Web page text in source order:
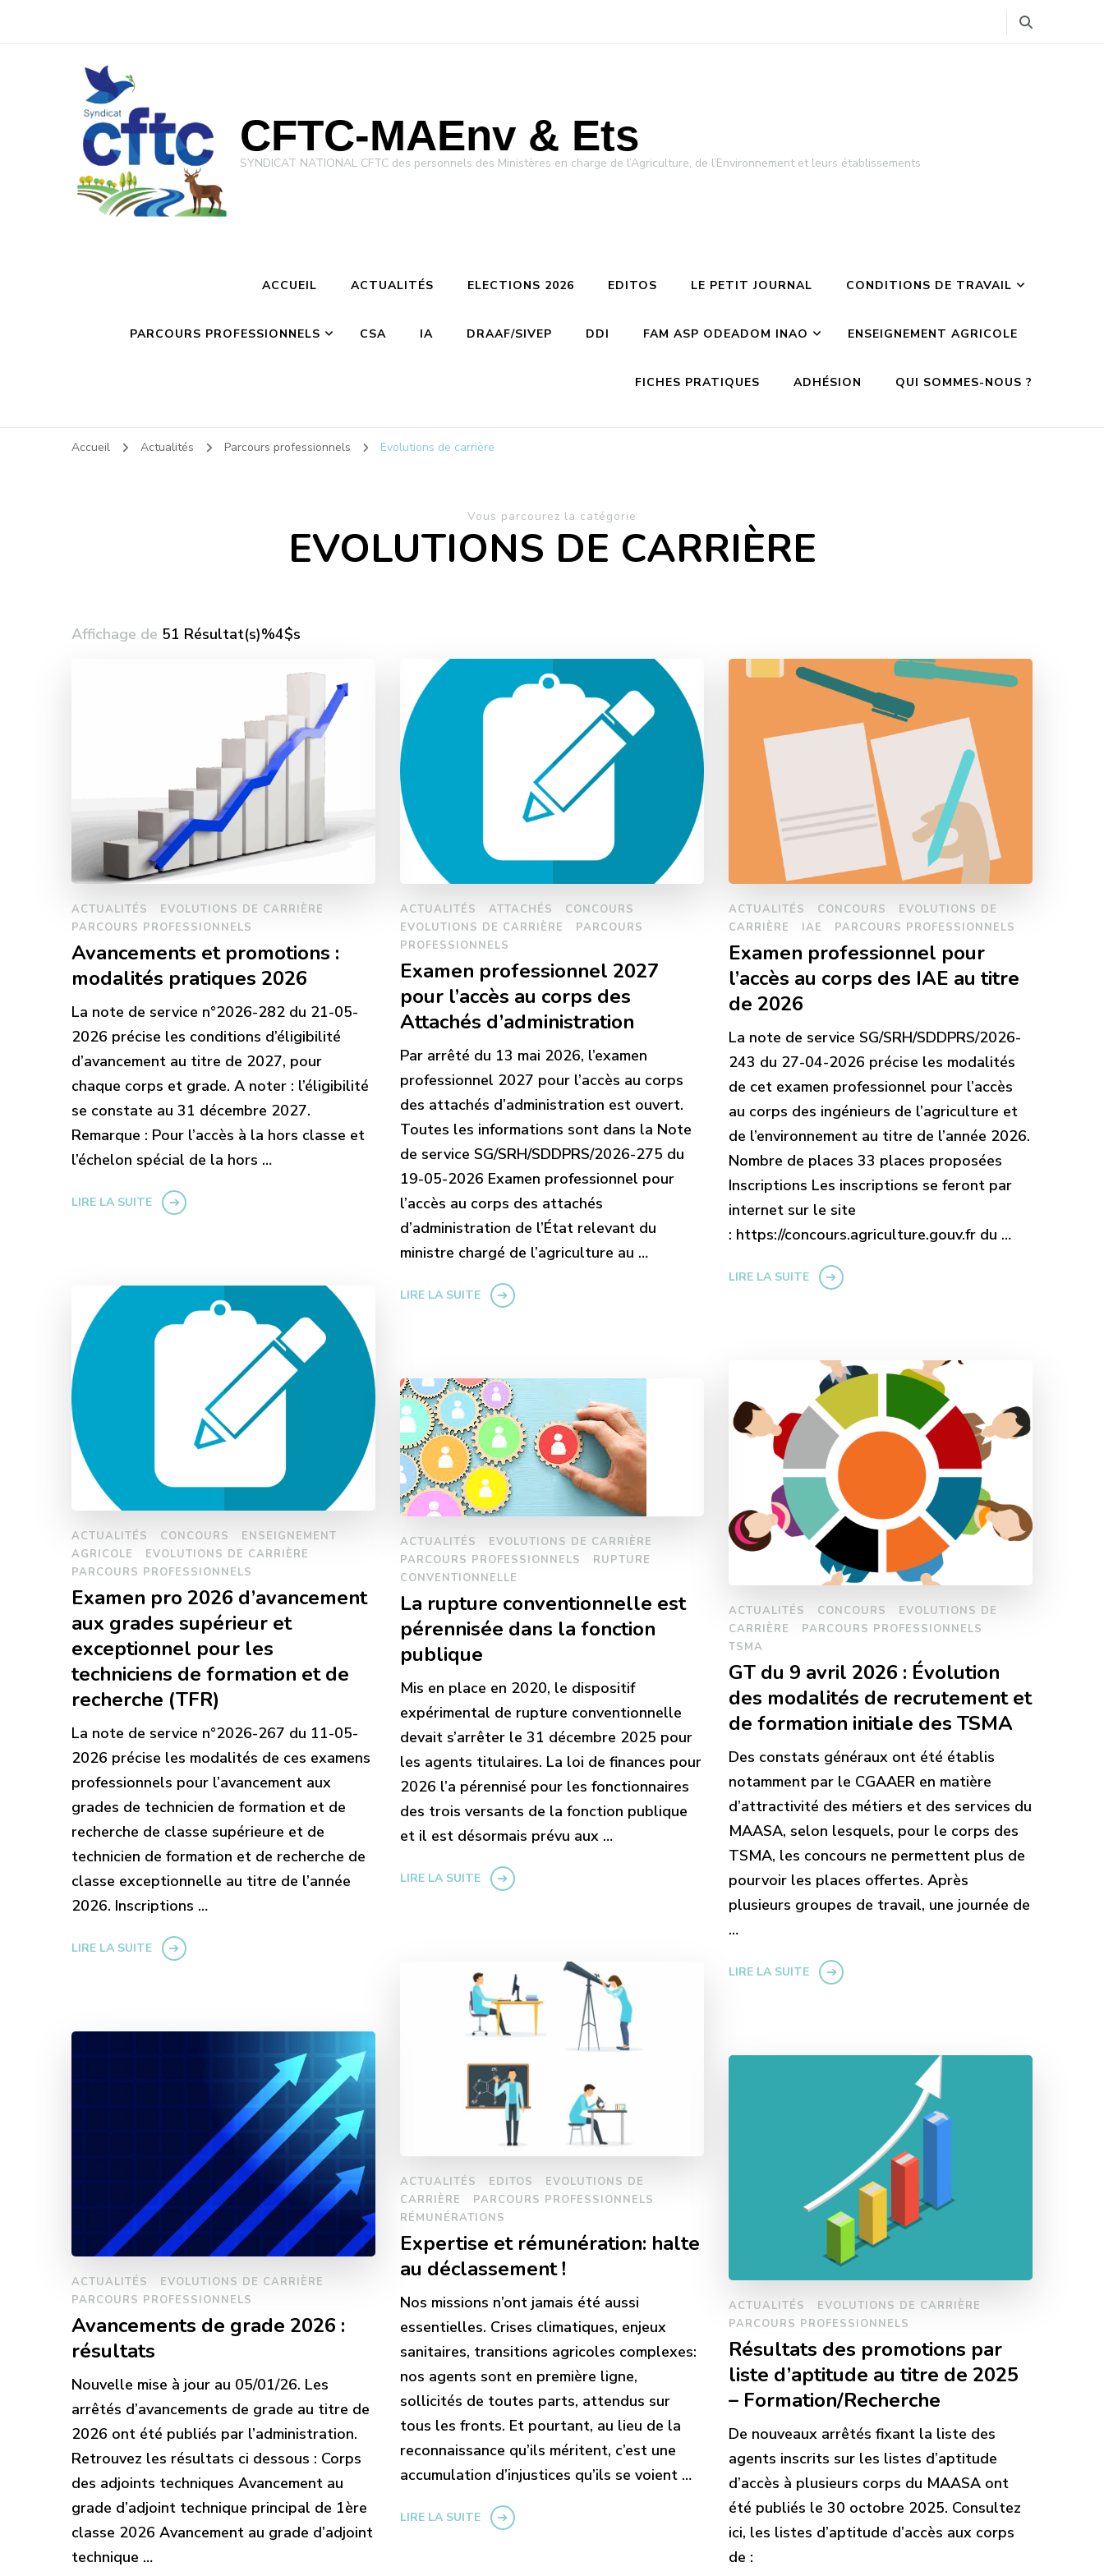
CFTC-MAEnv & Ets
SYNDICAT NATIONAL CFTC des personnels des Ministères en charge de l’Agriculture, de l’Environnement et leurs établissements
ACCUEIL ACTUALITÉS ELECTIONS 2026 EDITOS LE PETIT JOURNAL CONDITIONS DE TRAVAIL
PARCOURS PROFESSIONNELS CSA IA DRAAF/SIVEP DDI FAM ASP ODEADOM INAO ENSEIGNEMENT AGRICOLE
FICHES PRATIQUES ADHÉSION QUI SOMMES-NOUS ?
Accueil Actualités Parcours professionnels Evolutions de carrière
Vous parcourez la catégorie
EVOLUTIONS DE CARRIÈRE
Affichage de 51 Résultat(s)%4$s
ACTUALITÉS
EVOLUTIONS DE CARRIÈRE
PARCOURS PROFESSIONNELS
Avancements et promotions :
modalités pratiques 2026
La note de service n°2026-282 du 21-05-
2026 précise les conditions d’éligibilité
d’avancement au titre de 2027, pour
chaque corps et grade. A noter : l’éligibilité
se constate au 31 décembre 2027.
Remarque : Pour l’accès à la hors classe et
l’échelon spécial de la hors …
LIRE LA SUITE
ACTUALITÉS ATTACHÉS
CONCOURS
EVOLUTIONS DE CARRIÈRE
PARCOURS
PROFESSIONNELS
Examen professionnel 2027
pour l’accès au corps des
Attachés d’administration
Par arrêté du 13 mai 2026, l’examen
professionnel 2027 pour l’accès au corps
des attachés d’administration est ouvert.
Toutes les informations sont dans la Note
de service SG/SRH/SDDPRS/2026-275 du
19-05-2026 Examen professionnel pour
l’accès au corps des attachés
d’administration de l’État relevant du
ministre chargé de l’agriculture au …
LIRE LA SUITE
ACTUALITÉS CONCOURS
EVOLUTIONS DE
CARRIÈRE
IAE PARCOURS PROFESSIONNELS
Examen professionnel pour
l’accès au corps des IAE au titre
de 2026
La note de service SG/SRH/SDDPRS/2026-
243 du 27-04-2026 précise les modalités
de cet examen professionnel pour l’accès
au corps des ingénieurs de l’agriculture et
de l’environnement au titre de l’année 2026.
Nombre de places 33 places proposées
Inscriptions Les inscriptions se feront par
internet sur le site
: https://concours.agriculture.gouv.fr du …
LIRE LA SUITE
ACTUALITÉS CONCOURS
ENSEIGNEMENT
AGRICOLE
EVOLUTIONS DE CARRIÈRE
PARCOURS PROFESSIONNELS
Examen pro 2026 d’avancement
aux grades supérieur et
exceptionnel pour les
techniciens de formation et de
recherche (TFR)
La note de service n°2026-267 du 11-05-
2026 précise les modalités de ces examens
professionnels pour l’avancement aux
grades de technicien de formation et de
recherche de classe supérieure et de
technicien de formation et de recherche de
classe exceptionnelle au titre de l’année
2026. Inscriptions …
LIRE LA SUITE
ACTUALITÉS CONCOURS
EVOLUTIONS DE
CARRIÈRE
PARCOURS PROFESSIONNELS
TSMA
GT du 9 avril 2026 : Évolution
des modalités de recrutement et
de formation initiale des TSMA
Des constats généraux ont été établis
notamment par le CGAAER en matière
d’attractivité des métiers et des services du
MAASA, selon lesquels, pour le corps des
TSMA, les concours ne permettent plus de
pourvoir les places offertes. Après
plusieurs groupes de travail, une journée de
…
LIRE LA SUITE
ACTUALITÉS
EVOLUTIONS DE CARRIÈRE
PARCOURS PROFESSIONNELS
RUPTURE
CONVENTIONNELLE
La rupture conventionnelle est
pérennisée dans la fonction
publique
Mis en place en 2020, le dispositif
expérimental de rupture conventionnelle
devait s’arrêter le 31 décembre 2025 pour
les agents titulaires. La loi de finances pour
2026 l’a pérennisé pour les fonctionnaires
des trois versants de la fonction publique
et il est désormais prévu aux …
LIRE LA SUITE
ACTUALITÉS EDITOS
EVOLUTIONS DE
CARRIÈRE
PARCOURS PROFESSIONNELS
RÉMUNÉRATIONS
Expertise et rémunération: halte
au déclassement !
Nos missions n’ont jamais été aussi
essentielles. Crises climatiques, enjeux
sanitaires, transitions agricoles complexes:
nos agents sont en première ligne,
sollicités de toutes parts, attendus sur
tous les fronts. Et pourtant, au lieu de la
reconnaissance qu’ils méritent, c’est une
accumulation d’injustices qu’ils se voient …
LIRE LA SUITE
ACTUALITÉS
EVOLUTIONS DE CARRIÈRE
PARCOURS PROFESSIONNELS
Avancements de grade 2026 :
résultats
Nouvelle mise à jour au 05/01/26. Les
arrêtés d’avancements de grade au titre de
2026 ont été publiés par l’administration.
Retrouvez les résultats ci dessous : Corps
des adjoints techniques Avancement au
grade d’adjoint technique principal de 1ère
classe 2026 Avancement au grade d’adjoint
technique …
ACTUALITÉS
EVOLUTIONS DE CARRIÈRE
PARCOURS PROFESSIONNELS
Résultats des promotions par
liste d’aptitude au titre de 2025
– Formation/Recherche
De nouveaux arrêtés fixant la liste des
agents inscrits sur les listes d’aptitude
d’accès à plusieurs corps du MAASA ont
été publiés le 30 octobre 2025. Consultez
ici, les listes d’aptitude d’accès aux corps
de :